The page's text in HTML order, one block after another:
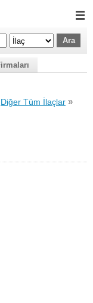
Diğer Tüm İlaçlar »